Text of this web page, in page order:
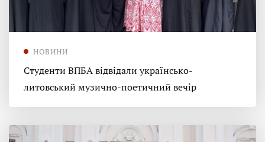
НОВИНИ
Студенти ВПБА відвідали українсько-
литовський музично-поетичний вечір